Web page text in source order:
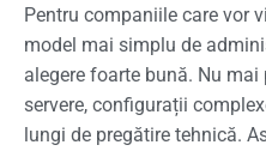
Pentru companiile care vor
model mai simplu de
alegere foarte bună. Nu
servere, configurații
lungi de pregătire tehnică.